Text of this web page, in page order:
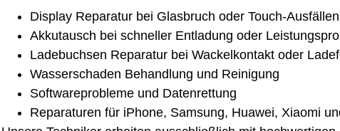
Display Reparatur bei Glasbruch oder Touch-Ausfällen
Akkutausch bei schneller Entladung oder
Ladebuchsen Reparatur bei Wackelkontakt oder
Wasserschaden Behandlung und Reinigung
Softwareprobleme und Datenrettung
Reparaturen für iPhone, Samsung, Huawei, Xiaomi